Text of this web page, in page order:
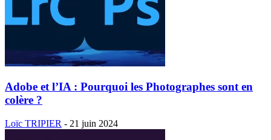
Adobe et l’IA : Pourquoi les Photographes sont en
colère ?
Loïc TRIPIER - 21 juin 2024